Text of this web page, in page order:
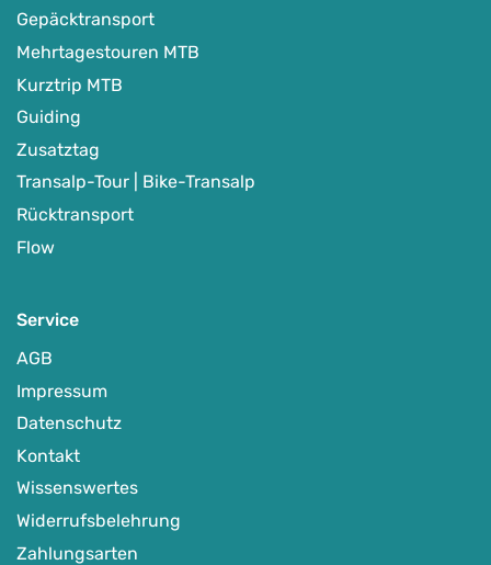
Frauen-Fahrtechnikkurse
Freiburg | Bad Nauheim | Dein Wunschort
Auf Karte anzeigen
Gepäcktransport
Mehrtagestouren MTB
Kurztrip MTB
Guiding
Zusatztag
Transalp-Tour | Bike-Transalp
Rücktransport
Flow
Service
AGB
Impressum
Datenschutz
Kontakt
Wissenswertes
Widerrufsbelehrung
Zahlungsarten